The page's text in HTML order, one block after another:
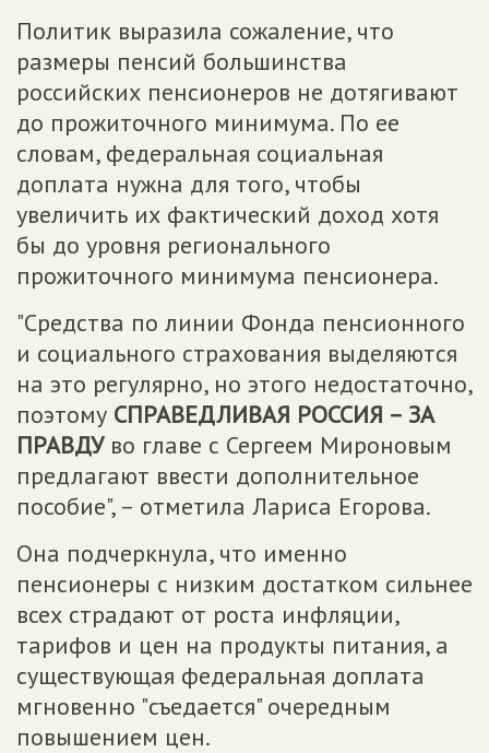
Политик выразила сожаление, что
размеры пенсий большинства
российских пенсионеров не дотягивают
до прожиточного минимума. По ее
словам, федеральная социальная
доплата нужна для того, чтобы
увеличить их фактический доход хотя
бы до уровня регионального
прожиточного минимума пенсионера.
"Средства по линии Фонда пенсионного
и социального страхования выделяются
на это регулярно, но этого недостаточно,
поэтому СПРАВЕДЛИВАЯ РОССИЯ – ЗА
ПРАВДУво главе с Сергеем Мироновым
предлагают ввести дополнительное
пособие", – отметила Лариса Егорова.
Она подчеркнула, что именно
пенсионеры с низким достатком сильнее
всех страдают от роста инфляции,
тарифов и цен на продукты питания, а
существующая федеральная доплата
мгновенно "съедается" очередным
повышением цен.